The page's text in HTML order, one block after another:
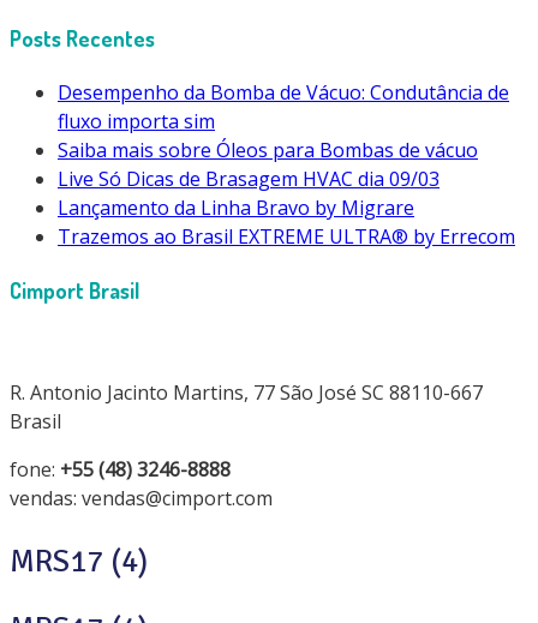
Posts Recentes
Desempenho da Bomba de Vácuo: Condutância de
fluxo importa sim
Saiba mais sobre Óleos para Bombas de vácuo
Live Só Dicas de Brasagem HVAC dia 09/03
Lançamento da Linha Bravo by Migrare
Trazemos ao Brasil EXTREME ULTRA® by Errecom
Cimport Brasil
R. Antonio Jacinto Martins, 77 São José SC 88110-667
Brasil
fone: +55 (48) 3246-8888
vendas: vendas@cimport.com
MRS17 (4)